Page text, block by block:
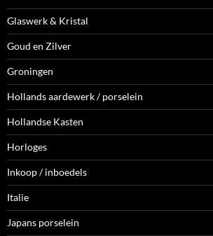
Glaswerk & Kristal
Goud en Zilver
Groningen
Hollands aardewerk / porselein
Hollandse Kasten
Horloges
Inkoop / inboedels
Italie
Japans porselein